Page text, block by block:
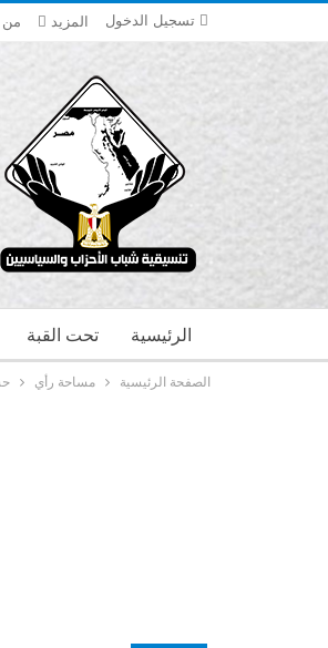
تسجيل الدخول من المزيد
تحت القبة الرئيسية
الصفحة الرئيسية مساحة رأي